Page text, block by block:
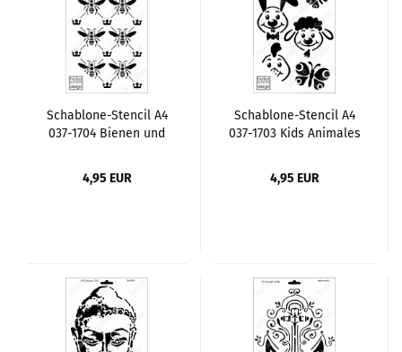
Schablone-Stencil A4
037-1704 Bienen und
4,95 EUR
Schablone-Stencil A4
037-1703 Kids Animales
4,95 EUR